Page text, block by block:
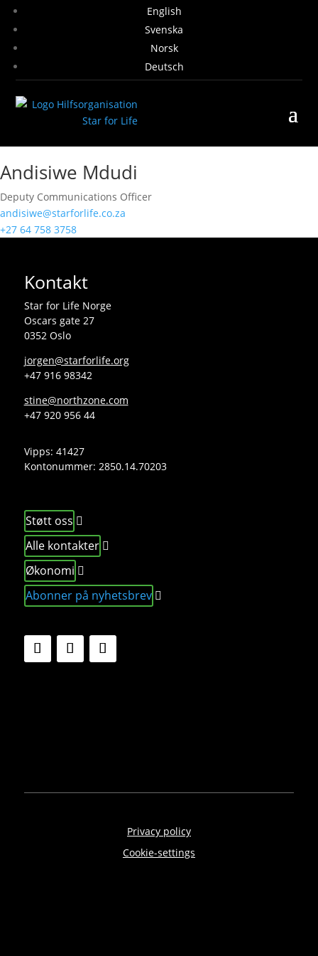
English
Svenska
Norsk
Deutsch
Andisiwe Mdudi
Deputy Communications Officer
andisiwe@starforlife.co.za
‪+27 64 758 3758‬
Kontakt
Star for Life Norge
Oscars gate 27
0352 Oslo
jorgen@starforlife.org
+47 916 98342
stine@northzone.com
+47 920 956 44
Vipps: 41427
Kontonummer: 2850.14.70203
Støtt oss
Alle kontakter
Økonomi
Abonner på nyhetsbrev
Privacy policy
Cookie-settings